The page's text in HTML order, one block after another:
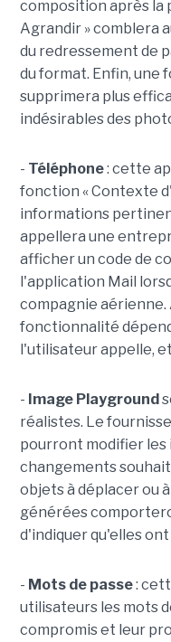
composition après la
Agrandir » comblera
du redressement de
du format. Enfin, une
supprimera plus
indésirables des
- Téléphone: cette
fonction « Contexte
informations
appellera une
afficher un code de
l'application Mail
compagnie
fonctionnalité
l'utilisateur appelle,
- Image Playground
réalistes. Le
pourront modifier les
changements
objets à déplacer ou
générées
d'indiquer qu'elles
- Mots de passe:
utilisateurs les mots
compromis et leur